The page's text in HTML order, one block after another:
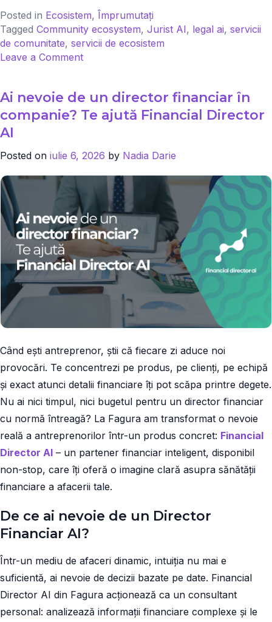
Posted in Ecosistem, Împrumutați
Tagged Community ecosystem, Jurist AI, legal ai, servicii
de comunitate, servicii de ecosistem
Leave a Commenton
echipa
ta
disponibilă
Ai nevoie de un director financiar în
companie? Te ajută Financial Director
AI
Posted on iulie 6, 2026 by Nadia Darie
Când ești antreprenor, știi că fiecare zi aduce noi
provocări. Te concentrezi pe produs, pe clienți, pe echipă
și exact atunci detalii financiare îți pot scăpa printre degete.
Nu ai nici timpul, nici bugetul pentru un director financiar
cu normă întreagă? La Fagura am transformat o nevoie
reală a antreprenorilor într-un produs concret: Financial
Director AI – un partener financiar inteligent, disponibil
non-stop, care îți oferă o imagine clară asupra sănătății
financiare a afacerii tale.
De ce ai nevoie de un Director
Financiar AI?
Într-un mediu de afaceri dinamic, intuiția nu mai e
suficientă, ai nevoie de decizii bazate pe date. Financial
Director AI din Fagura acționează ca un consultant
personal: analizează informații financiare complexe și le